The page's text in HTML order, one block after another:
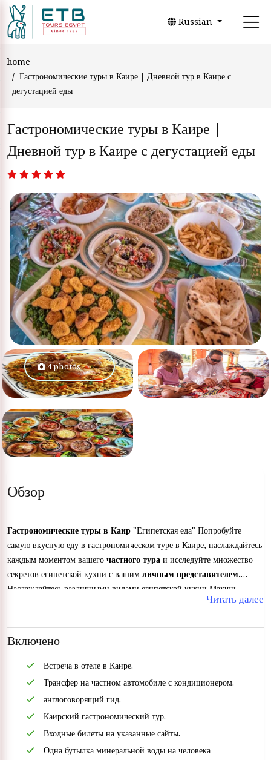
Russian
home
Гастрономические туры в Каире | Дневной тур в Каире с
дегустацией еды
Гастрономические туры в Каире |
Дневной тур в Каире с дегустацией еды
4 photos
Обзор
Гастрономические туры в Каир "Египетская еда" Попробуйте
самую вкусную еду в гастрономическом туре в Каире, наслаждайтесь
каждым моментом вашего частного тура и исследуйте множество
секретов египетской кухни с вашим личным представителем.
Наслаждайтесь различными видами египетской кухни Махши,
Кошари, Фалафель и многими видами региональной кухни.Читать далее
Включено
Встреча в отеле в Каире.
Трансфер на частном автомобиле с кондиционером.
англоговорящий гид.
Каирский гастрономический тур.
Входные билеты на указанные сайты.
Одна бутылка минеральной воды на человека